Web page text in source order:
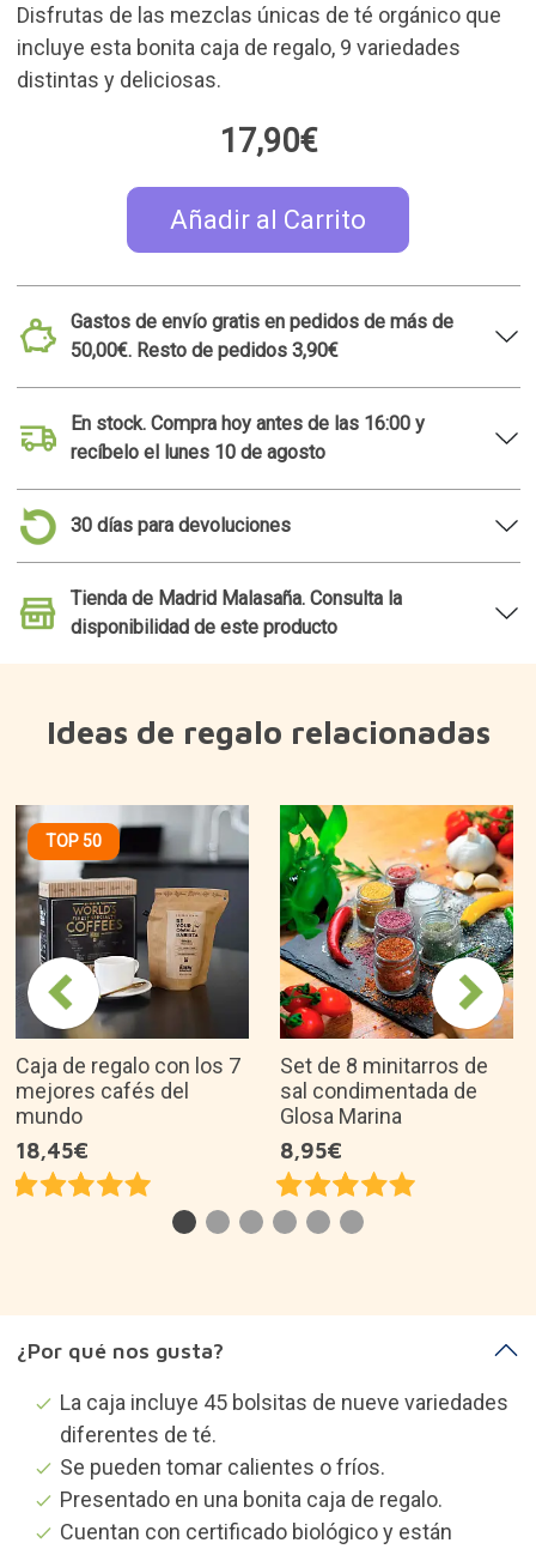
Disfrutas de las mezclas únicas de té orgánico que
incluye esta bonita caja de regalo, 9 variedades
distintas y deliciosas.
17,90€
Añadir al Carrito
Gastos de envío gratis en pedidos de más de
50,00€. Resto de pedidos 3,90€
En stock. Compra hoy antes de las 16:00 y
recíbelo el lunes 10 de agosto
30 días para devoluciones
Tienda de Madrid Malasaña. Consulta la
disponibilidad de este producto
Ideas de regalo relacionadas
TOP 50
Caja de regalo con los 7
mejores cafés del
mundo
18,45€
Set de 8 minitarros de
sal condimentada de
Glosa Marina
8,95€
¿Por qué nos gusta?
La caja incluye 45 bolsitas de nueve variedades
diferentes de té.
Se pueden tomar calientes o fríos.
Presentado en una bonita caja de regalo.
Cuentan con certificado biológico y están